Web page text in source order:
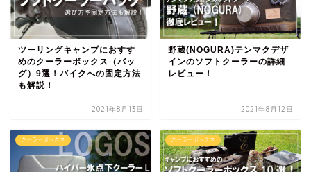
ツーリングキャンプにおすす
めのクーラーボックス（バッ
グ）9選！バイクへの固定方法
も解説！
2021年8月13日
野蔵(NOGURA)テンマクデザ
インのソフトクーラーの詳細
レビュー！
2021年8月12日
クーラーボックス クーラーボックス